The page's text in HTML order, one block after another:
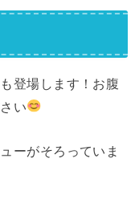
登場します！お腹
い
ーがそろっていま